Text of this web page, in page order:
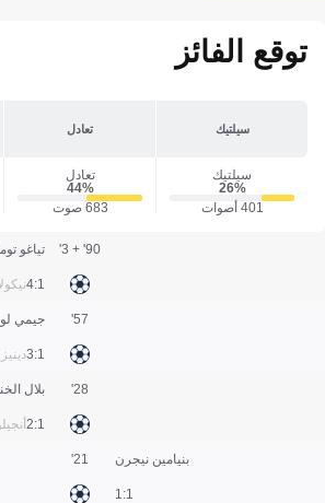
توقع الفائز
سيلتيك تعادل
سيلتيك
26‎%‎
401 أصوات
تعادل
44‎%‎
683 صوت
تياغو
1:4
90' + 3'
جيمي
1:3
57'
بلال
1:2
28'
بنيامين نيجرن
1:1
21'